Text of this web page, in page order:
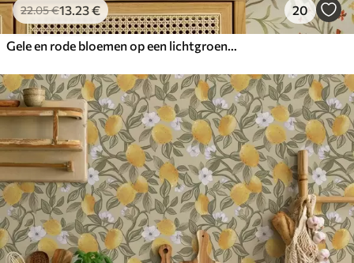
22.05€13.23€ 20
Gele en rode bloemen op een lichtgroene achtergrond